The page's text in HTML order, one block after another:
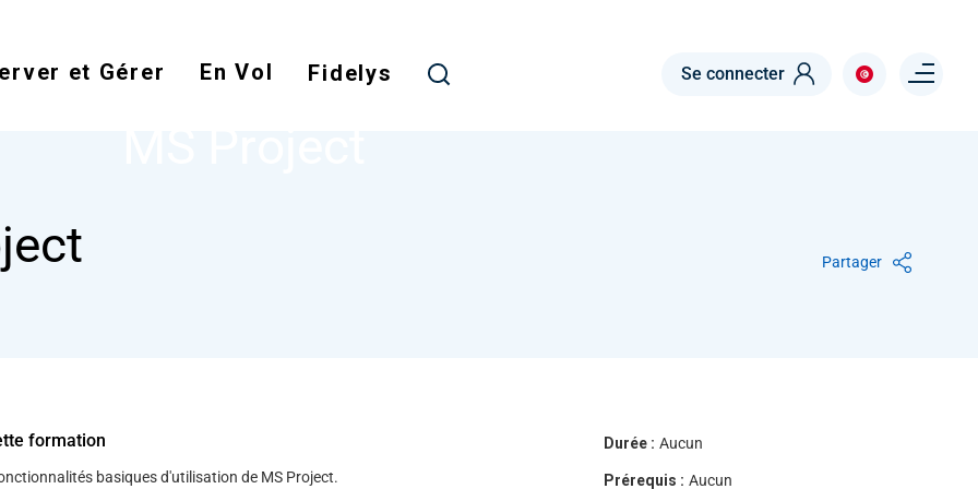
main
et Gérer En Vol Fidelys Se connecter Menu right
NODE MS PROJECT
Partager
formation
basiques d'utilisation de MS Project.
Durée : Aucun
Prérequis : Aucun